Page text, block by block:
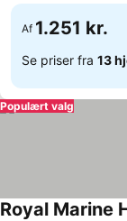
Af 1.251 kr.
Se priser fra 13
Populært valg
Royal Marine